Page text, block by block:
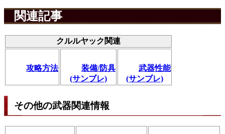
関連記事
クルルヤック関連
攻略方法
装備/防具
(サンブレ)
武器性能
(サンブレ)
その他の武器関連情報